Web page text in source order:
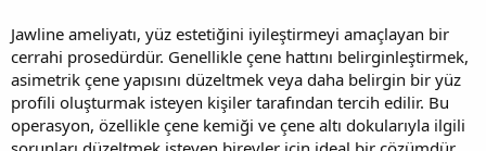
t
a
n
r
i
h
i
Jawline ameliyatı, yüz estetiğini iyileştirmeyi amaçlayan bir
cerrahi prosedürdür. Genellikle çene hattını belirginleştirmek,
asimetrik çene yapısını düzeltmek veya daha belirgin bir yüz
profili oluşturmak isteyen kişiler tarafından tercih edilir. Bu
operasyon, özellikle çene kemiği ve çene altı dokularıyla ilgili